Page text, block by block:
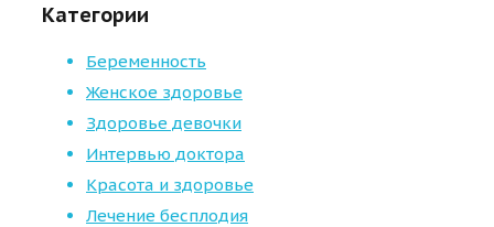
Категории
Беременность
Женское здоровье
Здоровье девочки
Интервью доктора
Красота и здоровье
Лечение бесплодия